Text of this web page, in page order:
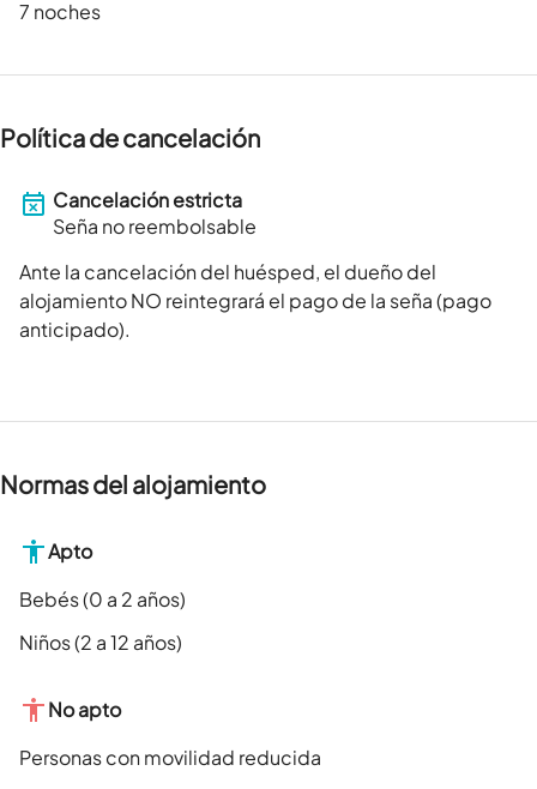
7 noches
Política de cancelación
Cancelación estricta
Seña no reembolsable
Ante la cancelación del huésped, el dueño del
alojamiento NO reintegrará el pago de la seña (pago
anticipado).
Normas del alojamiento
Apto
Bebés (0 a 2 años)
Niños (2 a 12 años)
No apto
Personas con movilidad reducida